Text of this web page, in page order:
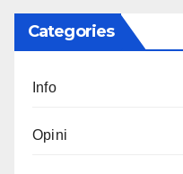
Categories
Info
Opini